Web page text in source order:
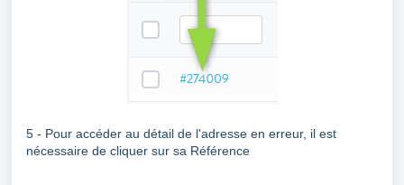
5 - Pour accéder au détail de l'adresse en erreur, il est
nécessaire de cliquer sur sa Référence